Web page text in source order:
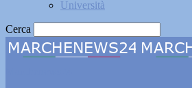
Università
Cerca